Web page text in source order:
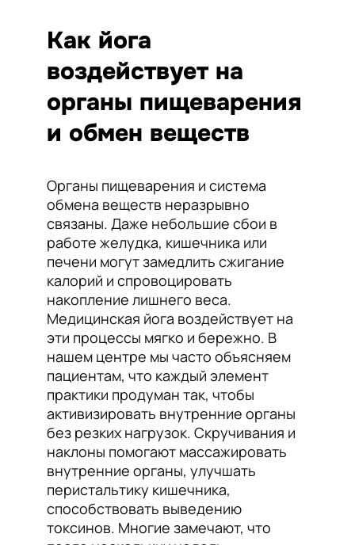
Как йога
воздействует на
органы пищеварения
и обмен веществ
Органы пищеварения и система
обмена веществ неразрывно
связаны. Даже небольшие сбои в
работе желудка, кишечника или
печени могут замедлить сжигание
калорий и спровоцировать
накопление лишнего веса.
Медицинская йога воздействует на
эти процессы мягко и бережно. В
нашем центре мы часто объясняем
пациентам, что каждый элемент
практики продуман так, чтобы
активизировать внутренние органы
без резких нагрузок. Скручивания и
наклоны помогают массажировать
внутренние органы, улучшать
перистальтику кишечника,
способствовать выведению
токсинов. Многие замечают, что